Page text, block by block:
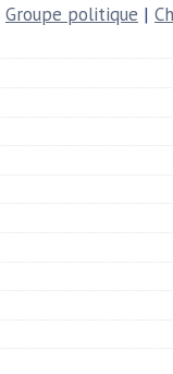
Groupe politique |